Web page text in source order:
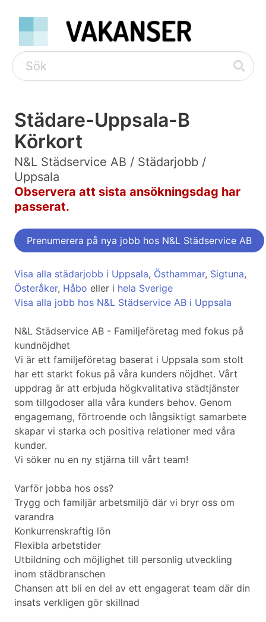
Städare-Uppsala-B
Körkort
N&L Städservice AB / Städarjobb /
Uppsala
Observera att sista ansökningsdag har
passerat.
Prenumerera på nya jobb hos N&L Städservice AB
Visa alla städarjobb i Uppsala, Östhammar, Sigtuna,
Österåker, Håbo eller i hela Sverige
Visa alla jobb hos N&L Städservice AB i Uppsala
N&L Städservice AB - Familjeföretag med fokus på
kundnöjdhet
Vi är ett familjeföretag baserat i Uppsala som stolt
har ett starkt fokus på våra kunders nöjdhet. Vårt
uppdrag är att erbjuda högkvalitativa städtjänster
som tillgodoser alla våra kunders behov. Genom
engagemang, förtroende och långsiktigt samarbete
skapar vi starka och positiva relationer med våra
kunder.
Vi söker nu en ny stjärna till vårt team!
Varför jobba hos oss?
Trygg och familjär arbetsmiljö där vi bryr oss om
varandra
Konkurrenskraftig lön
Flexibla arbetstider
Utbildning och möjlighet till personlig utveckling
inom städbranschen
Chansen att bli en del av ett engagerat team där din
insats verkligen gör skillnad